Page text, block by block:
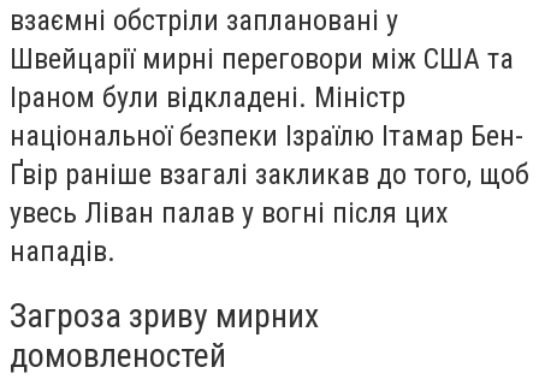
взаємні обстріли заплановані у
Швейцарії мирні переговори між США та
Іраном були відкладені. Міністр
національної безпеки Ізраїлю Ітамар Бен-
Ґвір раніше взагалі закликав до того, щоб
увесь Ліван палав у вогні після цих
нападів.
Загроза зриву мирних
домовленостей